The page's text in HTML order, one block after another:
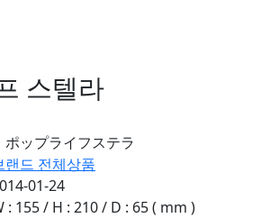
스텔라
ポップライフステラ
랜드 전체상품
01-24
: 155 / H : 210 / D : 65 ( mm )